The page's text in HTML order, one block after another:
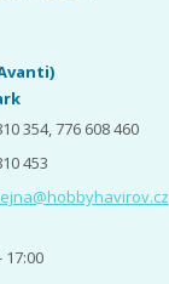
354, 776 608 460
453
17:00